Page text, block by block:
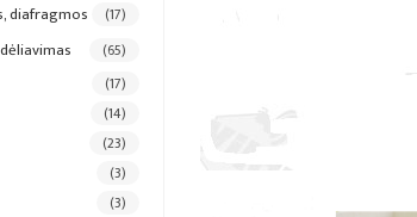
diafragmos (17)
(65)
(17)
(14)
(23)
(3)
(3)